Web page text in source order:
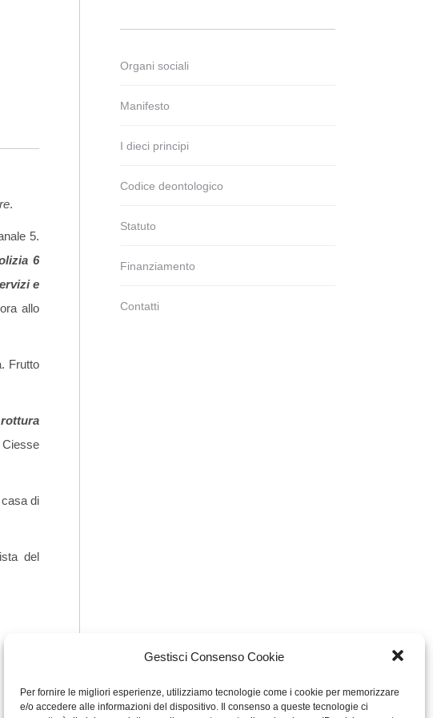
Gestisci Consenso Cookie
Per fornire le migliori esperienze, utilizziamo tecnologie come i cookie per memorizzare
e/o accedere alle informazioni del dispositivo. Il consenso a queste tecnologie ci
.
5.
6
e
allo
Frutto
Ciesse
di
del
Organi sociali
Manifesto
I dieci principi
Codice deontologico
Statuto
Finanziamento
Contatti